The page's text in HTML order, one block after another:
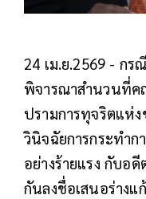
24 เม.ย.2569 - ก
พิจารณาสำนวนที่ค
ปรามการทุจริตแห่
วินิจฉัยการกระทำก
อย่างร้ายแรง กับอ
กันลงชื่อเสนอร่างแ